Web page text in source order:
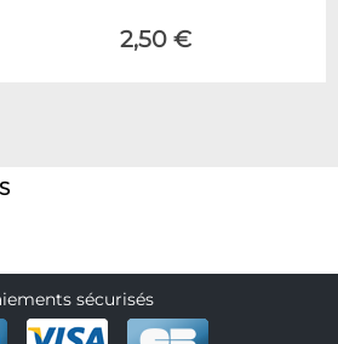
2,50 €
sécurisés